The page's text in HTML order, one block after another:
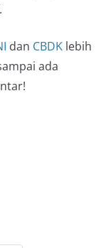
dan CBDK lebih
ada